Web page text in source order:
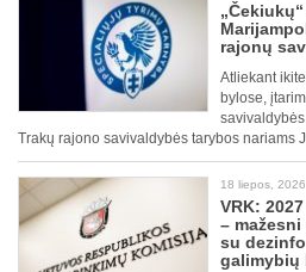
rajonų
Atliekant
bylose,
Trakų rajono savivaldybės tarybos nariams
18 liepos, 2026
VRK:
–
su
galimybių